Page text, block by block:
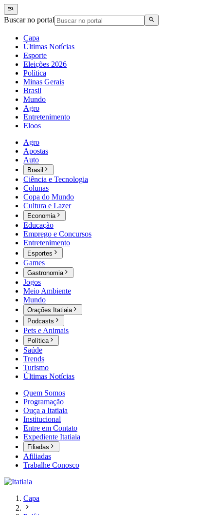
Buscar no portal
Capa
Últimas Notícias
Esporte
Eleições 2026
Política
Minas Gerais
Brasil
Mundo
Agro
Entretenimento
Eloos
Agro
Apostas
Auto
Brasil
Ciência e Tecnologia
Colunas
Copa do Mundo
Cultura e Lazer
Economia
Educação
Emprego e Concursos
Entretenimento
Esportes
Games
Gastronomia
Jogos
Meio Ambiente
Mundo
Orações Itatiaia
Podcasts
Pets e Animais
Política
Saúde
Trends
Turismo
Últimas Notícias
Quem Somos
Programação
Ouça a Itatiaia
Institucional
Entre em Contato
Expediente Itatiaia
Filiadas
Afiliadas
Trabalhe Conosco
Capa